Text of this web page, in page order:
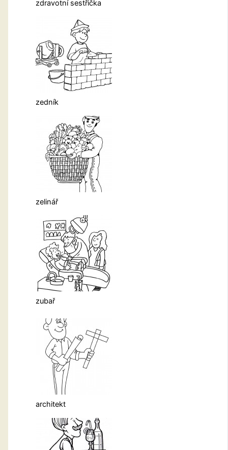
zdravotní sestřička
zedník
zelinář
zubař
architekt